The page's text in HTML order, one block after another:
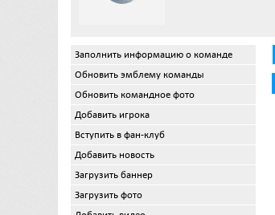
Заполнить информацию о команде
Обновить эмблему команды
Обновить командное фото
Добавить игрока
Вступить в фан-клуб
Добавить новость
Загрузить баннер
Загрузить фото